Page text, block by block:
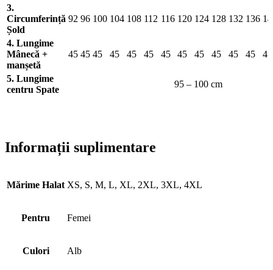
3.
Circumferință
Șold
92 96 100 104 108 112 116 120 124 128 132 136
4. Lungime
Mânecă +
manșetă
45 45 45 45 45 45 45 45 45 45 45 45 45
5. Lungime
centru Spate
95 – 100 cm
Informații suplimentare
Mărime Halat XS, S, M, L, XL, 2XL, 3XL, 4XL
Pentru Femei
Culori Alb